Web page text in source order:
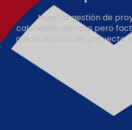
Nuestra gestión de
calendario estricto pero
que el avance del proyecto